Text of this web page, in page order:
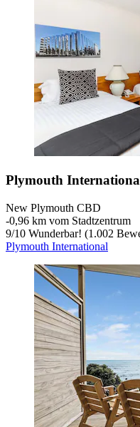
Plymouth
New Plymouth CBD
‐0,96 km vom Stadtzentrum
9/10 Wunderbar! (1.002
Plymouth International